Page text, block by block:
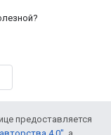
предоставляется